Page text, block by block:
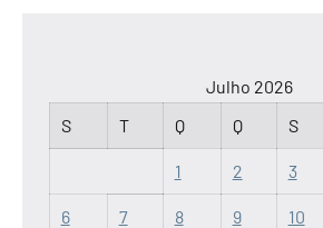
Julho 2026
S
T Q Q S
1 2 3
6 7 8 9 10